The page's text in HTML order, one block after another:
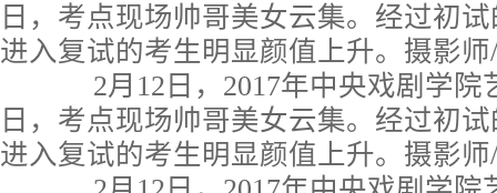
日，考点现场帅哥美女云集。经过初
进入复试的考生明显颜值上升。摄影
2月12日，2017年中央戏剧学院
日，考点现场帅哥美女云集。经过初
进入复试的考生明显颜值上升。摄影